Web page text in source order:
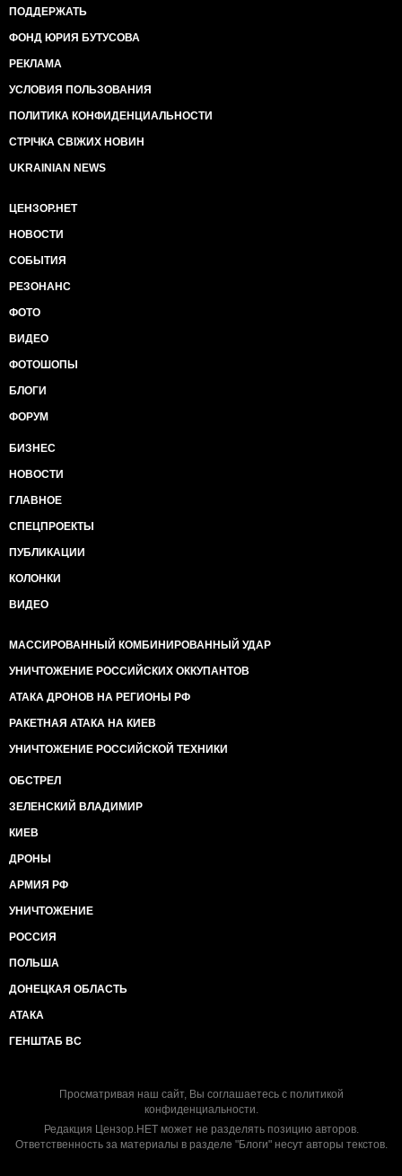
ПОДДЕРЖАТЬ
ФОНД ЮРИЯ БУТУСОВА
РЕКЛАМА
УСЛОВИЯ ПОЛЬЗОВАНИЯ
ПОЛИТИКА КОНФИДЕНЦИАЛЬНОСТИ
СТРІЧКА СВІЖИХ НОВИН
UKRAINIAN NEWS
ЦЕНЗОР.НЕТ
НОВОСТИ
СОБЫТИЯ
РЕЗОНАНС
ФОТО
ВИДЕО
ФОТОШОПЫ
БЛОГИ
ФОРУМ
БИЗНЕС
НОВОСТИ
ГЛАВНОЕ
СПЕЦПРОЕКТЫ
ПУБЛИКАЦИИ
КОЛОНКИ
ВИДЕО
МАССИРОВАННЫЙ КОМБИНИРОВАННЫЙ УДАР
УНИЧТОЖЕНИЕ РОССИЙСКИХ ОККУПАНТОВ
АТАКА ДРОНОВ НА РЕГИОНЫ РФ
РАКЕТНАЯ АТАКА НА КИЕВ
УНИЧТОЖЕНИЕ РОССИЙСКОЙ ТЕХНИКИ
ОБСТРЕЛ
ЗЕЛЕНСКИЙ ВЛАДИМИР
КИЕВ
ДРОНЫ
АРМИЯ РФ
УНИЧТОЖЕНИЕ
РОССИЯ
ПОЛЬША
ДОНЕЦКАЯ ОБЛАСТЬ
АТАКА
ГЕНШТАБ ВС
Просматривая наш сайт, Вы соглашаетесь с политикой
конфиденциальности.
Редакция Цензор.НЕТ может не разделять позицию авторов.
Ответственность за материалы в разделе "Блоги" несут авторы текстов.